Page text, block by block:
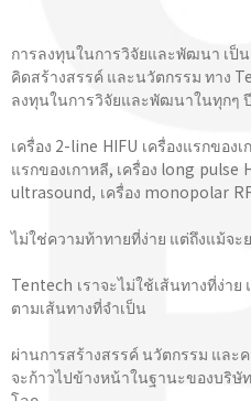
การลงทุนในการวิจัยและพัฒนา เป็
คิดสร้างสรรค์ และนวัตกรรม ทาง
ลงทุนในการวิจัยและพัฒนาในทุกๆ ปี
เครื่อง 2-line HIFU เครื่องแรกของ
แรกของเกาหลี, เครื่อง long pulse
ultrasound, เครื่อง monopolar
ไม่ใช่ความท้าทายที่ง่าย แต่ถึงแม้จะ
Tentech เราจะไม่ใช้เส้นทางที่ง่าย
ตามเส้นทางที่จําเป็น
ผ่านการสร้างสรรค์ นวัตกรรม และ
จะก้าวไปข้างหน้าในฐานะของบริษั